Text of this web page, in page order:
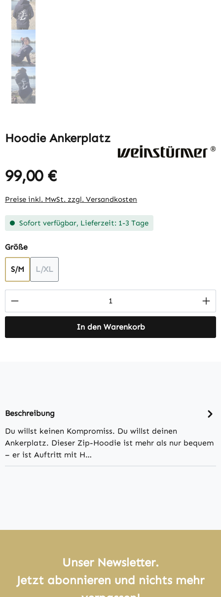
Hoodie Ankerplatz
Regulärer Preis:
99,00 €
Preise inkl. MwSt. zzgl. Versandkosten
Sofort verfügbar, Lieferzeit: 1-3 Tage
Größeauswählen
S/M L/XL
(Diese Option ist zurzeit nicht verfügbar.)
Produkt Anzahl: Gib den gewünschten
In den Warenkorb
Beschreibung
Du willst keinen Kompromiss. Du willst deinen
Ankerplatz. Dieser Zip-Hoodie ist mehr als nur bequem
– er ist Auftritt mit H…
Unser Newsletter.
Jetzt abonnieren und nichts mehr